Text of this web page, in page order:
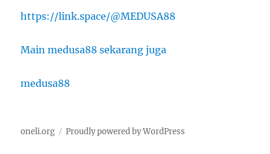
https://link.space/@MEDUSA88
Main medusa88 sekarang juga
medusa88
oneli.org Proudly powered by WordPress